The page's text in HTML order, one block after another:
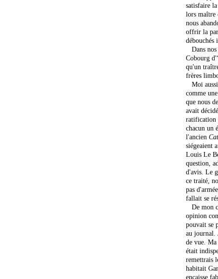
satisfaire
lors maître
nous
offrir la
débouchés
Dans nos
Cobourg
qu'un
frères
Moi
comme
que nous
avait
ratification
chacun un
l'ancien
siégeaient
Louis Le
question,
d'avis. Le
ce traité,
pas
fallait se
De mon
opinion
pouvait se
au journal.
de vue.
était
remettrais
habitait
encaisse